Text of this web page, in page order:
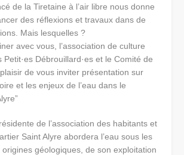
de la Tiretaine à l’air libre nous donne
des réflexions et travaux dans de
Mais lesquelles ?
avec vous, l’association de culture
Petit·es Débrouillard·es et le Comité de
de vous inviter présentation sur
et les enjeux de l’eau dans le
de l’association des habitants et
Saint Alyre abordera l’eau sous les
géologiques, de son exploitation